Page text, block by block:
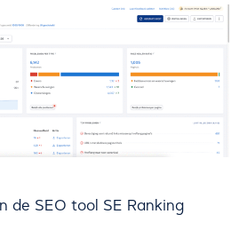
de SEO tool SE Ranking